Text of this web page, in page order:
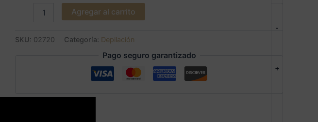
-
+
Agregar al carrito
SKU: 02720 Categoría: Depilación
Pago seguro garantizado